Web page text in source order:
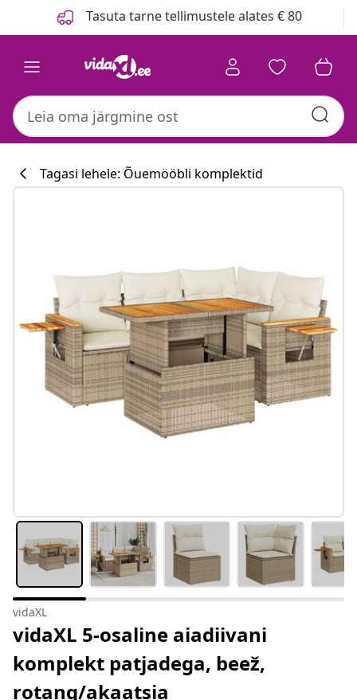
Tasuta tarne tellimustele alates € 80
#sharemevidaxl
Tagasi lehele: Õuemööbli komplektid
vidaXL
vidaXL 5-osaline aiadiivani
komplekt patjadega, beež,
rotang/akaatsia